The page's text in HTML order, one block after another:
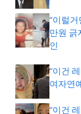
“이럴
만원 긁
인
“이건
여자연
“이건